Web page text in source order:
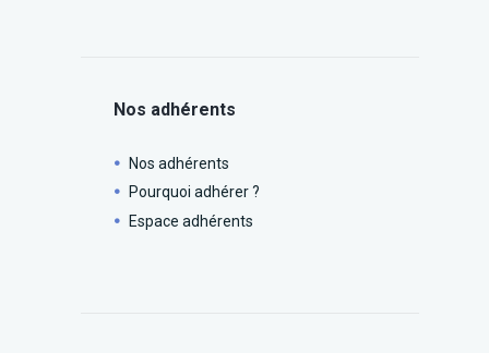
Nos adhérents
Nos adhérents
Pourquoi adhérer ?
Espace adhérents